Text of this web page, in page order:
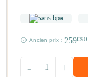
Ancien prix : 259€90
+
-